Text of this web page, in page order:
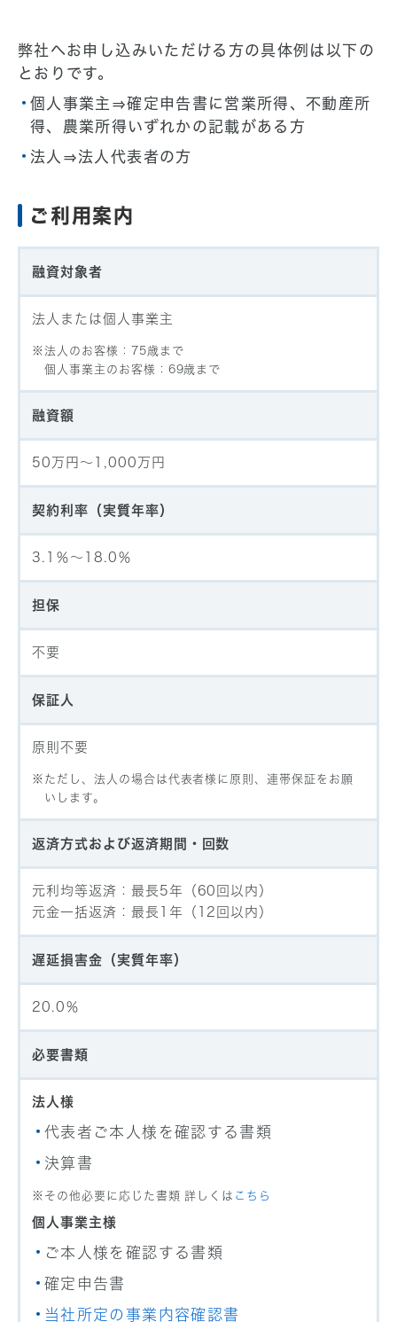
弊社へお申し込みいただける方の具体例は以下の
とおりです。
個人事業主⇒確定申告書に営業所得、不動産所
得、農業所得いずれかの記載がある方
法人⇒法人代表者の方
ご利用案内
融資対象者
法人または個人事業主
法人のお客様：75歳まで
個人事業主のお客様：69歳まで
融資額
50万円〜1,000万円
契約利率（実質年率）
3.1％〜18.0％
担保
不要
保証人
原則不要
ただし、法人の場合は代表者様に原則、連帯保証をお願
いします。
返済方式および返済期間・回数
元利均等返済：最長5年（60回以内）
元金一括返済：最長1年（12回以内）
遅延損害金（実質年率）
20.0％
必要書類
法人様
代表者ご本人様を確認する書類
決算書
その他必要に応じた書類 詳しくは こちら
個人事業主様
ご本人様を確認する書類
確定申告書
当社所定の事業内容確認書